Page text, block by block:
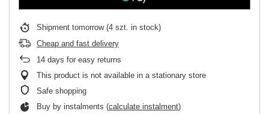
Shipment tomorrow (4 szt. in stock)
Cheap and fast delivery
14 days for easy returns
This product is not available in a stationary store
Safe shopping
Buy by instalments (calculate instalment)